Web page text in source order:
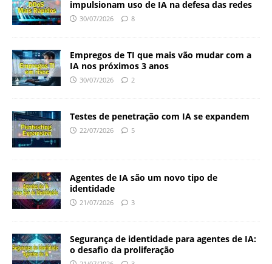
impulsionam uso de IA na defesa das redes
30/07/2026 8
Empregos de TI que mais vão mudar com a
IA nos próximos 3 anos
30/07/2026 2
Testes de penetração com IA se expandem
22/07/2026 5
Agentes de IA são um novo tipo de
identidade
21/07/2026 3
Segurança de identidade para agentes de IA:
o desafio da proliferação